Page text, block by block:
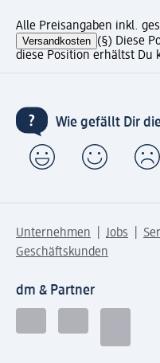
Alle Preisangaben inkl.
Versandkosten (§) Diese
diese Position erhältst Du
Wie gefällt Dir
Unternehmen Jobs
Geschäftskunden
dm & Partner